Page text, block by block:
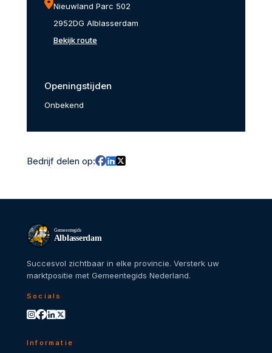
Nieuwland Parc 502
2952DG Alblasserdam
Bekijk route
Openingstijden
Onbekend
Bedrijf delen op:
Gemeentegids
Alblasserdam
Succesvol zichtbaar in elke provincie. Versterk uw
marktpositie met Gemeentegids Nederland.
Socials
Informatie